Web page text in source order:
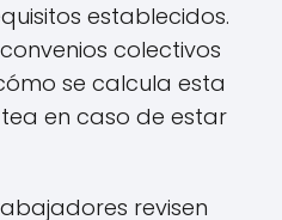
establecidos.
colectivos
se calcula esta
en caso de estar
revisen